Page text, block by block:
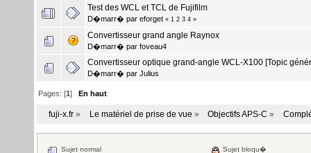
Test des WCL et TCL de Fujifilm
D�marr� par eforget « 1 2 3 4 »
Convertisseur grand angle Raynox
D�marr� par foveau4
Convertisseur optique grand-angle WCL-X100 [Topic
D�marr� par Julius
Pages: [1] En haut
fuji-x.fr » Le matériel de prise de vue » Objectifs APS-C »
Sujet normal
Sujet bloqu�